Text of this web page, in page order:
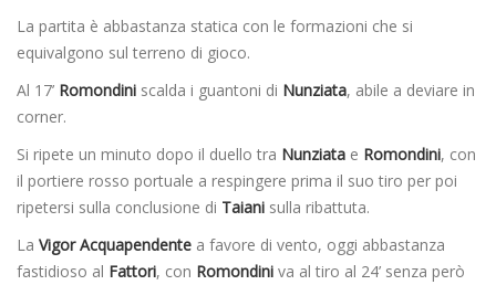
La partita è abbastanza statica con le formazioni che si
equivalgono sul terreno di gioco.
Al 17’ Romondini scalda i guantoni di Nunziata, abile a deviare in
corner.
Si ripete un minuto dopo il duello tra Nunziata e Romondini, con
il portiere rosso portuale a respingere prima il suo tiro per poi
ripetersi sulla conclusione di Taiani sulla ribattuta.
La Vigor Acquapendente a favore di vento, oggi abbastanza
fastidioso al Fattori, con Romondini va al tiro al 24’ senza però